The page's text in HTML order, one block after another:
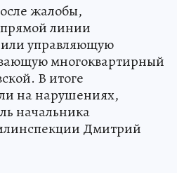
жалобы,
линии
управляющую
многоквартирный
В итоге
на нарушениях,
начальника
Дмитрий